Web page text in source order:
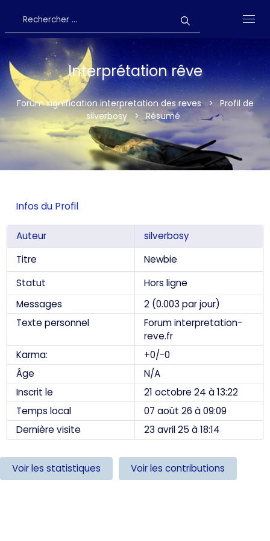
Interprétation rêve
Forum signification interpretation des reves> Profil de
silverbosy> Résumé
Infos du Profil
Auteur
silverbosy
Titre
Newbie
Statut
Hors ligne
Messages
2 (0.003 par jour)
Texte personnel
Forum interpretation-
reve.fr
Karma:
+0/-0
Âge
N/A
Inscrit le
21 octobre 24 à 13:22
Temps local
07 août 26 à 09:09
Dernière visite
23 avril 25 à 18:14
Voir les statistiques Voir les contributions